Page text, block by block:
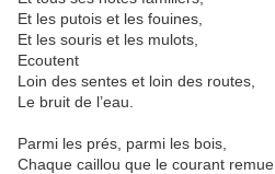
Et les putois et les fouines,
Et les souris et les mulots,
Ecoutent
Loin des sentes et loin des routes,
Le bruit de l’eau.
Parmi les prés, parmi les bois,
Chaque caillou que le courant remue